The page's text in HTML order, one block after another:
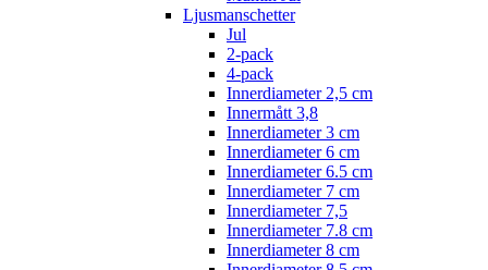
Ljusmanschetter
Jul
2-pack
4-pack
Innerdiameter 2,5 cm
Innermått 3,8
Innerdiameter 3 cm
Innerdiameter 6 cm
Innerdiameter 6.5 cm
Innerdiameter 7 cm
Innerdiameter 7,5
Innerdiameter 7.8 cm
Innerdiameter 8 cm